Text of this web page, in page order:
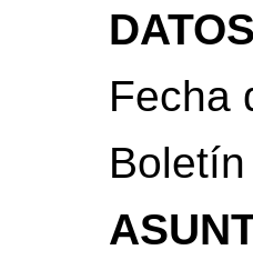
Fecha